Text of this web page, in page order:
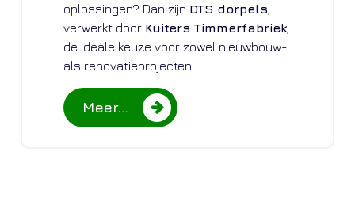
oplossingen? Dan zijn DTS dorpels
verwerkt door Kuiters Timmerfabriek
de ideale keuze voor zowel nieuwbouw-
als renovatieprojecten.
Meer…